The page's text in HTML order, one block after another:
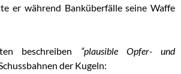
er während Banküberfälle seine Waffe
beschreiben “plausible Opfer- und
der Kugeln: